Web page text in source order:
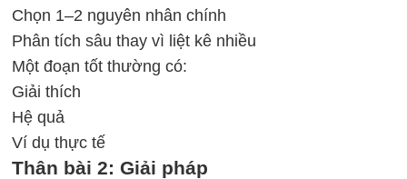
Chọn 1–2 nguyên nhân chính
Phân tích sâu thay vì liệt kê nhiều
Một đoạn tốt thường có:
Giải thích
Hệ quả
Ví dụ thực tế
Thân bài 2: Giải pháp